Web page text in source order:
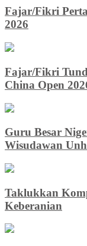
Fajar/Fikri
2026
Fajar/Fikri
China Open
Guru Besar
Wisudawan
Taklukkan
Keberanian